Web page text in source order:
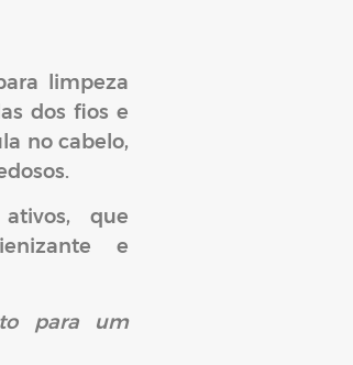
limpeza
dos fios e
no cabelo,
que
e
para um